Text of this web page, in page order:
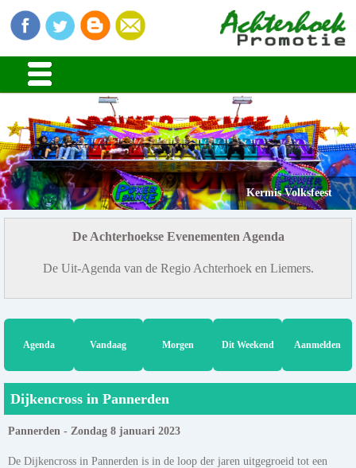
Kermis Volksfeest
De Achterhoekse Evenementen Agenda
De Uit-Agenda van de Regio Achterhoek en Liemers.
Agenda Vandaag Morgen Dit Weekend Aanmelden
Dijkencross in Pannerden
Pannerden - Zondag 8 januari 2023
De Dijkencross in Pannerden is in de loop der jaren uitgegroeid tot een